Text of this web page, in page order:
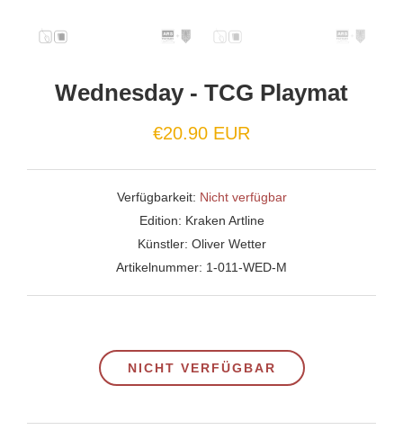
Wednesday - TCG Playmat
€20.90 EUR
Verfügbarkeit: Nicht verfügbar
Edition: Kraken Artline
Künstler: Oliver Wetter
Artikelnummer: 1-011-WED-M
NICHT VERFÜGBAR